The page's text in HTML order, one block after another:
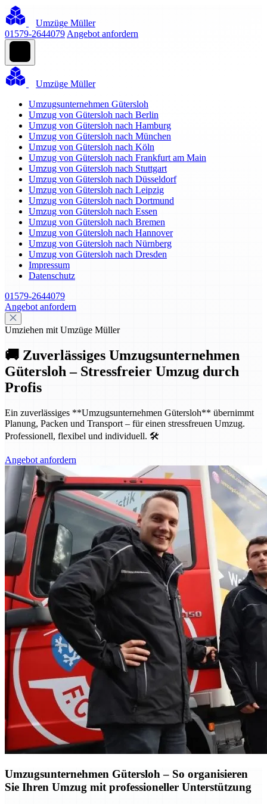
Umzüge Müller
01579-2644079 Angebot anfordern
Umzüge Müller
Umzugsunternehmen Gütersloh
Umzug von Gütersloh nach Berlin
Umzug von Gütersloh nach Hamburg
Umzug von Gütersloh nach München
Umzug von Gütersloh nach Köln
Umzug von Gütersloh nach Frankfurt am Main
Umzug von Gütersloh nach Stuttgart
Umzug von Gütersloh nach Düsseldorf
Umzug von Gütersloh nach Leipzig
Umzug von Gütersloh nach Dortmund
Umzug von Gütersloh nach Essen
Umzug von Gütersloh nach Bremen
Umzug von Gütersloh nach Hannover
Umzug von Gütersloh nach Nürnberg
Umzug von Gütersloh nach Dresden
Impressum
Datenschutz
01579-2644079
Angebot anfordern
Umziehen mit Umzüge Müller
🚚 Zuverlässiges Umzugsunternehmen
Gütersloh – Stressfreier Umzug durch
Profis
Ein zuverlässiges **Umzugsunternehmen Gütersloh** übernimmt
Planung, Packen und Transport – für einen stressfreuen Umzug.
Professionell, flexibel und individuell. 🛠️
Angebot anfordern
Umzugsunternehmen Gütersloh – So organisieren
Sie Ihren Umzug mit professioneller Unterstützung